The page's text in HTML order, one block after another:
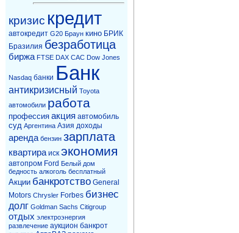
кризис кредит
автокредит G20 Браун кино БРИК
Бразилия безработица
биржа FTSE DAX CAC Dow Jones
Nasdaq банки Банк
антикризисный Toyota
автомобили работа
профессия акция автомобиль
суд Аргентина Азия доходы
аренда бензин зарплата
квартира иск экономия
автопром Ford Белый дом
бедность алкоголь бесплатный
Акции банкротство General
Motors Chrysler Forbes бизнес
долг Goldman Sachs Citigroup
отдых электроэнергия
развлечение аукцион банкрот